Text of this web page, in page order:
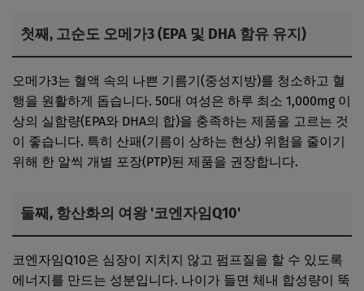
첫째, 고순도 오메가3 (EPA 및 DHA 함유 유지)
오메가3는 혈액 속의 나쁜 기름기(중성지방)를 청소하고 혈
행을 원활하게 돕습니다. 50대 여성은 하루 최소 1,000mg 이
상의 실함량(EPA와 DHA의 합)을 충족하는 제품을 고르는 것
이 좋습니다. 특히 산패(기름이 상하는 현상) 위험을 줄이기
위해 한 알씩 개별 포장(PTP)된 제품을 권장합니다.
둘째, 항산화의 여왕 '코엔자임Q10'
코엔자임Q10은 심장이 지치지 않고 펌프질을 할 수 있도록
에너지를 만드는 성분입니다. 나이가 들면 체내 합성량이 뚝